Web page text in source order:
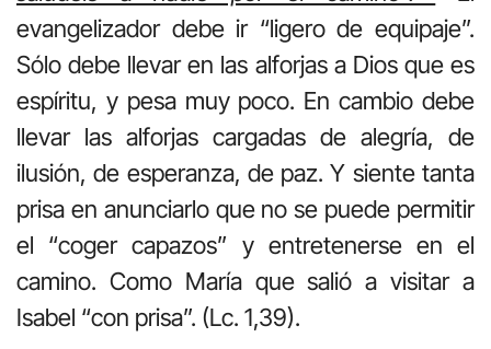
evangelizador debe ir “ligero de equipaje”.
Sólo debe llevar en las alforjas a Dios que es
espíritu, y pesa muy poco. En cambio debe
llevar las alforjas cargadas de alegría, de
ilusión, de esperanza, de paz. Y siente tanta
prisa en anunciarlo que no se puede permitir
el “coger capazos” y entretenerse en el
camino. Como María que salió a visitar a
Isabel “con prisa”. (Lc. 1,39).